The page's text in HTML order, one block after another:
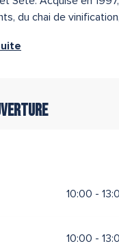
du chai de
10:00 -
10:00 -